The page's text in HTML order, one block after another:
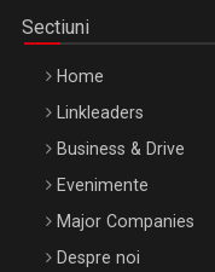
Be Inspired. Make it
Sectiuni
Home
Linkleaders
Business & Drive
Evenimente
Major Companies
Despre noi